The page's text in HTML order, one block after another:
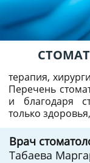
терапия,
Перечень
и благодаря
только
Врач
Табаева